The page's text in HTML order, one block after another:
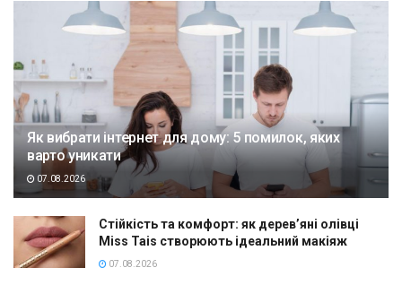
Як вибрати інтернет для дому: 5 помилок, яких
варто уникати
07.08.2026
Стійкість та комфорт: як дерев’яні олівці
Miss Tais створюють ідеальний макіяж
07.08.2026